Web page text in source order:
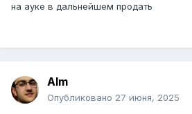
на ауке в дальнейшем продать
Alm
Опубликовано 27 июня, 2025